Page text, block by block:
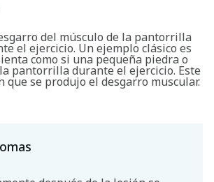
del músculo de la pantorrilla
el ejercicio. Un ejemplo clásico es
como si una pequeña piedra o
pantorrilla durante el ejercicio. Este
que se produjo el desgarro muscular.